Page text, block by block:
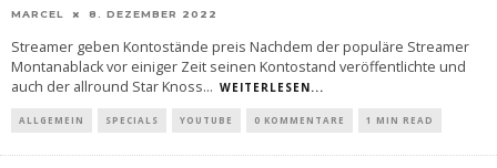
MARCEL 8. DEZEMBER 2022
Streamer geben Kontostände preis Nachdem der populäre Streamer
Montanablack vor einiger Zeit seinen Kontostand veröffentlichte und
auch der allround Star Knoss... WEITERLESEN...
ALLGEMEIN SPECIALS YOUTUBE 0 KOMMENTARE 1 MIN READ